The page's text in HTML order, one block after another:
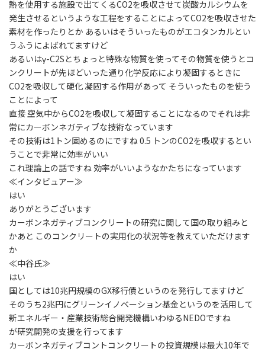
熱を使用する施設で出てくるCO2を吸収させて炭酸カルシウムを
発生させるというような工程をすることによってCO2を吸収させた
素材を作ったりとか あるいはそういったものがエコタンカルとい
うふうによばれてますけど
あるいはγ-C2Sとちょっと特殊な物質を使ってその物質を使うとコ
ンクリートが先ほどいった通り化学反応により凝固するときに
CO2を吸収して硬化 凝固する作用があって そういったものを使う
ことによって
直接 空気中からCO2を吸収して凝固することになるのでそれは非
常にカーボンネガティブな技術なっています
その技術は1トン固めるのにですね 0.5 トンのCO2を吸収するとい
うことで非常に効率がいい
これ理論上の話ですね 効率がいいようなかたちになっています
≪インタビュアー≫
はい
ありがとうございます
カーボンネガティブコンクリートの研究に関して国の取り組みと
かあと このコンクリートの実用化の状況等を教えていただけます
か
≪中谷氏≫
はい
国としては10兆円規模のGX移行債というのを発行してますけど
そのうち2兆円にグリーンイノベーション基金というのを活用して
新エネルギー・産業技術総合開発機構いわゆるNEDOですね
が研究開発の支援を行ってます
カーボンネガティブコントコンクリートの投資規模は最大10年で